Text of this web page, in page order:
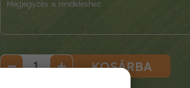
KOSÁRBA